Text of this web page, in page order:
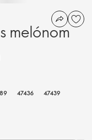
melónom
47436
47439